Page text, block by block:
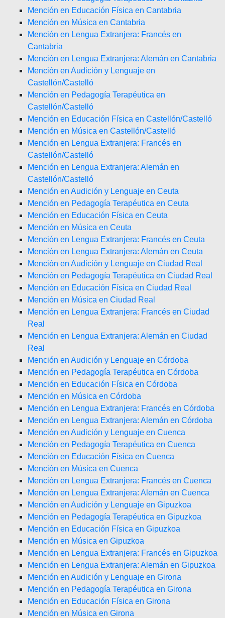
Mención en Educación Física en Cantabria
Mención en Música en Cantabria
Mención en Lengua Extranjera: Francés en
Cantabria
Mención en Lengua Extranjera: Alemán en Cantabria
Mención en Audición y Lenguaje en
Castellón/Castelló
Mención en Pedagogía Terapéutica en
Castellón/Castelló
Mención en Educación Física en Castellón/Castelló
Mención en Música en Castellón/Castelló
Mención en Lengua Extranjera: Francés en
Castellón/Castelló
Mención en Lengua Extranjera: Alemán en
Castellón/Castelló
Mención en Audición y Lenguaje en Ceuta
Mención en Pedagogía Terapéutica en Ceuta
Mención en Educación Física en Ceuta
Mención en Música en Ceuta
Mención en Lengua Extranjera: Francés en Ceuta
Mención en Lengua Extranjera: Alemán en Ceuta
Mención en Audición y Lenguaje en Ciudad Real
Mención en Pedagogía Terapéutica en Ciudad Real
Mención en Educación Física en Ciudad Real
Mención en Música en Ciudad Real
Mención en Lengua Extranjera: Francés en Ciudad
Real
Mención en Lengua Extranjera: Alemán en Ciudad
Real
Mención en Audición y Lenguaje en Córdoba
Mención en Pedagogía Terapéutica en Córdoba
Mención en Educación Física en Córdoba
Mención en Música en Córdoba
Mención en Lengua Extranjera: Francés en Córdoba
Mención en Lengua Extranjera: Alemán en Córdoba
Mención en Audición y Lenguaje en Cuenca
Mención en Pedagogía Terapéutica en Cuenca
Mención en Educación Física en Cuenca
Mención en Música en Cuenca
Mención en Lengua Extranjera: Francés en Cuenca
Mención en Lengua Extranjera: Alemán en Cuenca
Mención en Audición y Lenguaje en Gipuzkoa
Mención en Pedagogía Terapéutica en Gipuzkoa
Mención en Educación Física en Gipuzkoa
Mención en Música en Gipuzkoa
Mención en Lengua Extranjera: Francés en Gipuzkoa
Mención en Lengua Extranjera: Alemán en Gipuzkoa
Mención en Audición y Lenguaje en Girona
Mención en Pedagogía Terapéutica en Girona
Mención en Educación Física en Girona
Mención en Música en Girona